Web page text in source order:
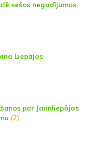
sešos negadījumos
Liepājas
par Jaunliepājas
(2)